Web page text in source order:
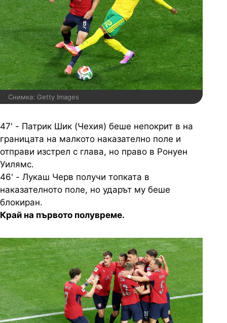
Снимка: Getty Images
47' - Патрик Шик (Чехия) беше непокрит в на
границата на малкото наказателно поле и
отправи изстрел с глава, но право в Ронуен
Уилямс.
46' - Лукаш Черв получи топката в
наказателното поле, но ударът му беше
блокиран.
Край на първото полувреме.